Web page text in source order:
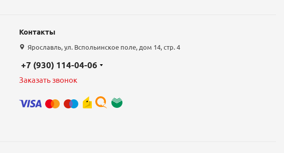
Контакты
Ярославль, ул. Вспольинское поле, дом 14, стр. 4
+7 (930) 114-04-06
Заказать звонок